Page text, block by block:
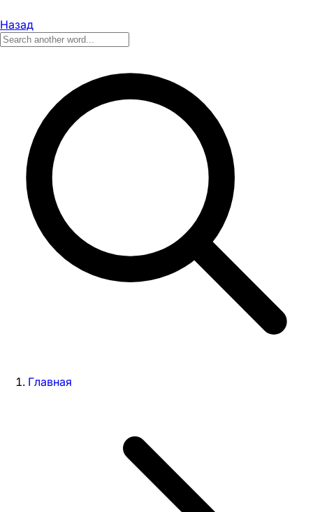
Назад
Главная